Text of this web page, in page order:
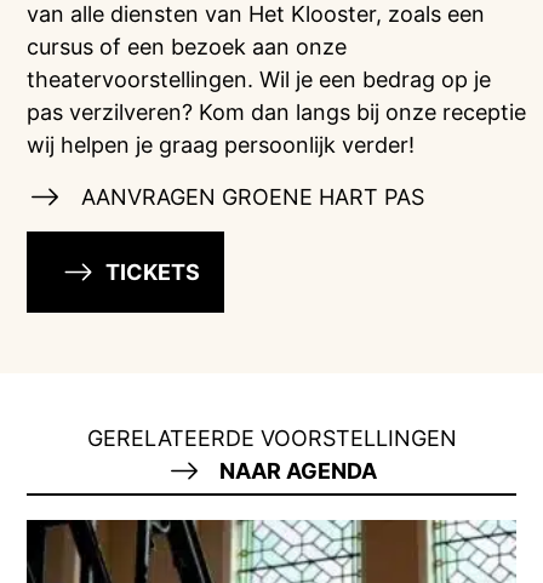
van alle diensten van Het Klooster, zoals een
cursus of een bezoek aan onze
theatervoorstellingen. Wil je een bedrag op je
pas verzilveren? Kom dan langs bij onze receptie
wij helpen je graag persoonlijk verder!
AANVRAGEN GROENE HART PAS
TICKETS
GERELATEERDE VOORSTELLINGEN
NAAR AGENDA